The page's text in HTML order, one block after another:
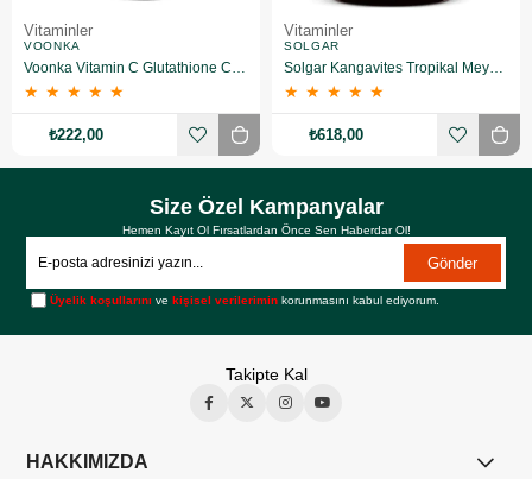
Vitaminler
VOONKA
Voonka Vitamin C Glutathione Complex Efervesan 15 Tablet
★ ★ ★ ★ ★
₺222,00
Vitaminler
SOLGAR
Solgar Kangavites Tropikal Meyve Aromalı 60 Tablet
★ ★ ★ ★ ★
₺618,00
Size Özel Kampanyalar
Hemen Kayıt Ol Fırsatlardan Önce Sen Haberdar Ol!
Gönder
Üyelik koşullarını vekişisel verilerimin korunmasını kabul ediyorum.
Takipte Kal
HAKKIMIZDA